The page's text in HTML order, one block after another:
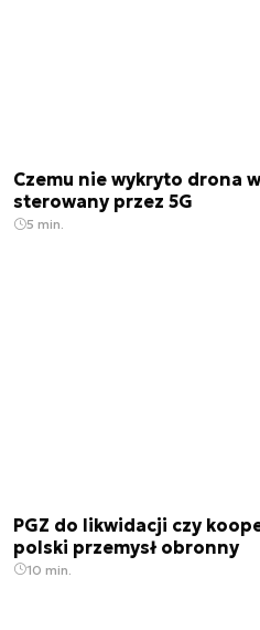
Czemu nie wykryto drona
sterowany przez 5G
5 min.
PGZ do likwidacji czy
polski przemysł obronny
10 min.